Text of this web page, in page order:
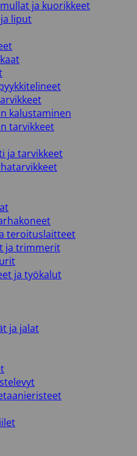
ja kuorikkeet
liput
kalustaminen
tarvikkeet
ja tarvikkeet
teroituslaitteet
ja trimmerit
ja työkalut
ja jalat